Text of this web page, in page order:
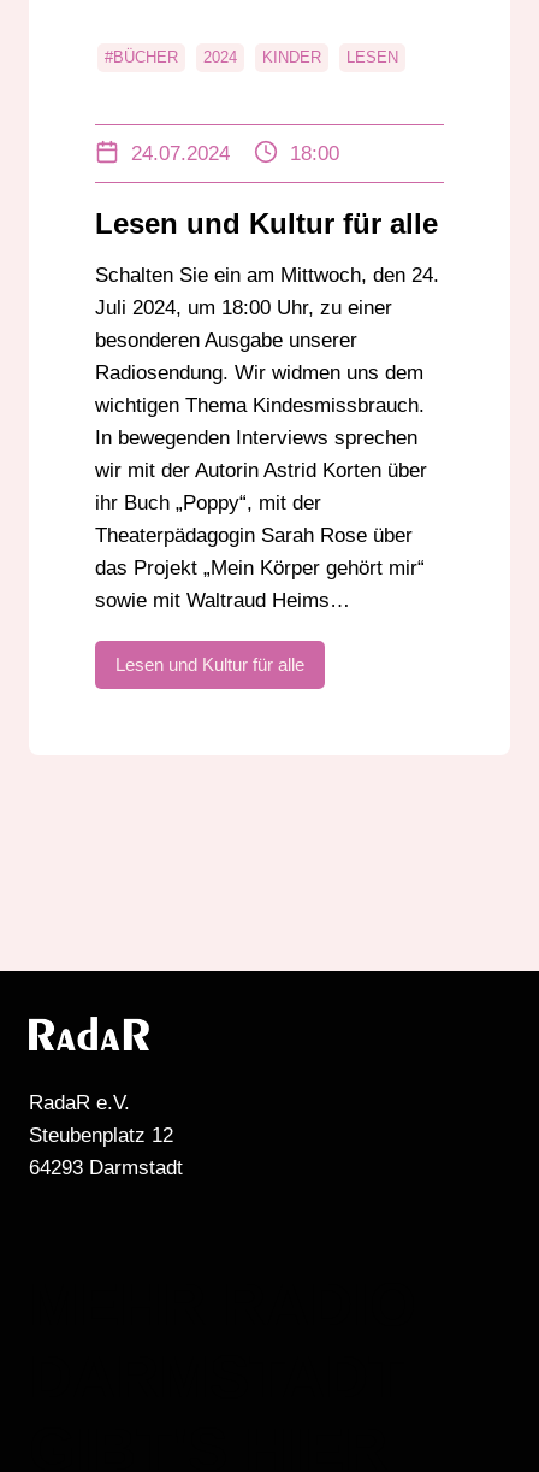
#BÜCHER 2024 KINDER LESEN
24.07.2024 18:00
Lesen und Kultur für alle
Schalten Sie ein am Mittwoch, den 24.
Juli 2024, um 18:00 Uhr, zu einer
besonderen Ausgabe unserer
Radiosendung. Wir widmen uns dem
wichtigen Thema Kindesmissbrauch.
In bewegenden Interviews sprechen
wir mit der Autorin Astrid Korten über
ihr Buch „Poppy“, mit der
Theaterpädagogin Sarah Rose über
das Projekt „Mein Körper gehört mir“
sowie mit Waltraud Heims…
Lesen und Kultur für alle
RadaR e.V.
Steubenplatz 12
64293 Darmstadt